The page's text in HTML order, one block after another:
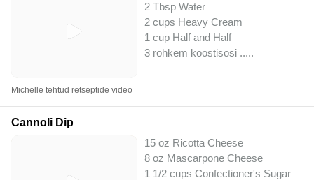
2 Tbsp Water
2 cups Heavy Cream
1 cup Half and Half
3 rohkem koostisosi .....
Michelle tehtud retseptide video
Cannoli Dip
15 oz Ricotta Cheese
8 oz Mascarpone Cheese
1 1/2 cups Confectioner's Sugar